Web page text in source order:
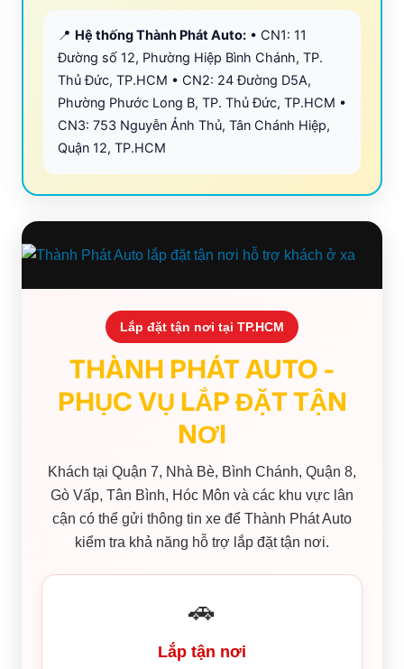
📍 Hệ thống Thành Phát Auto: • CN1: 11
Đường số 12, Phường Hiệp Bình Chánh, TP.
Thủ Đức, TP.HCM • CN2: 24 Đường D5A,
Phường Phước Long B, TP. Thủ Đức, TP.HCM •
CN3: 753 Nguyễn Ảnh Thủ, Tân Chánh Hiệp,
Quận 12, TP.HCM
Lắp đặt tận nơi tại TP.HCM
THÀNH PHÁT AUTO -
PHỤC VỤ LẮP ĐẶT TẬN
NƠI
Khách tại Quận 7, Nhà Bè, Bình Chánh, Quận 8,
Gò Vấp, Tân Bình, Hóc Môn và các khu vực lân
cận có thể gửi thông tin xe để Thành Phát Auto
kiểm tra khả năng hỗ trợ lắp đặt tận nơi.
🚗
Lắp tận nơi